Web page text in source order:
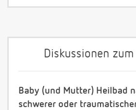
Diskussionen
Baby (und Mutter) Heilbad
schwerer oder